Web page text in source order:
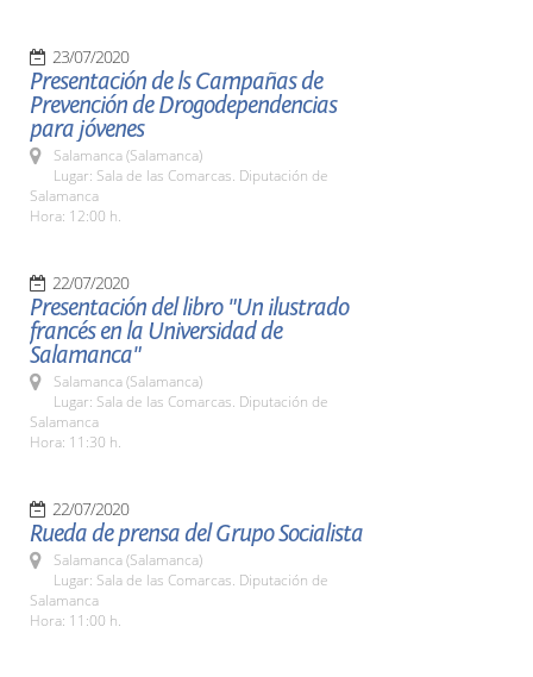
23/07/2020
Presentación de ls Campañas de
Prevención de Drogodependencias
para jóvenes
Salamanca (Salamanca)
Lugar: Sala de las Comarcas. Diputación de
Salamanca
Hora: 12:00 h.
22/07/2020
Presentación del libro "Un ilustrado
francés en la Universidad de
Salamanca"
Salamanca (Salamanca)
Lugar: Sala de las Comarcas. Diputación de
Salamanca
Hora: 11:30 h.
22/07/2020
Rueda de prensa del Grupo Socialista
Salamanca (Salamanca)
Lugar: Sala de las Comarcas. Diputación de
Salamanca
Hora: 11:00 h.